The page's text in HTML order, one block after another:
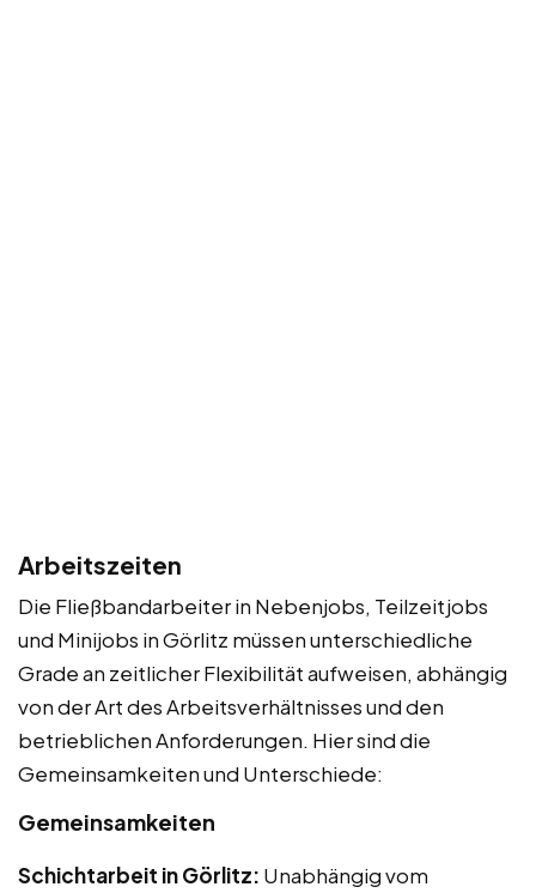
Arbeitszeiten
Die Fließbandarbeiter in Nebenjobs, Teilzeitjobs
und Minijobs in Görlitz müssen unterschiedliche
Grade an zeitlicher Flexibilität aufweisen, abhängig
von der Art des Arbeitsverhältnisses und den
betrieblichen Anforderungen. Hier sind die
Gemeinsamkeiten und Unterschiede:
Gemeinsamkeiten
Schichtarbeit in Görlitz: Unabhängig vom